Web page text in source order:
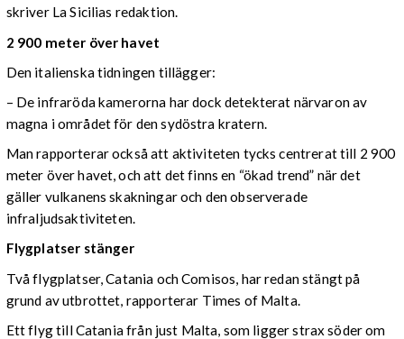
skriver La Sicilias redaktion.
2 900 meter över havet
Den italienska tidningen tillägger:
– De infraröda kamerorna har dock detekterat närvaron av
magna i området för den sydöstra kratern.
Man rapporterar också att aktiviteten tycks centrerat till 2 900
meter över havet, och att det finns en “ökad trend” när det
gäller vulkanens skakningar och den observerade
infraljudsaktiviteten.
Flygplatser stänger
Två flygplatser, Catania och Comisos, har redan stängt på
grund av utbrottet, rapporterar Times of Malta.
Ett flyg till Catania från just Malta, som ligger strax söder om